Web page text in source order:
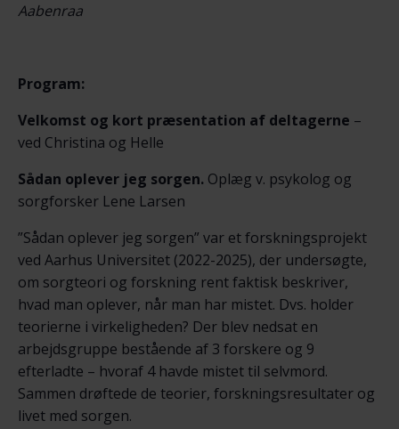
Aabenraa
Program:
Velkomst og kort præsentation af deltagerne –
ved Christina og Helle
Sådan oplever jeg sorgen. Oplæg v. psykolog og
sorgforsker Lene Larsen
”Sådan oplever jeg sorgen” var et forskningsprojekt
ved Aarhus Universitet (2022-2025), der undersøgte,
om sorgteori og forskning rent faktisk beskriver,
hvad man oplever, når man har mistet. Dvs. holder
teorierne i virkeligheden? Der blev nedsat en
arbejdsgruppe bestående af 3 forskere og 9
efterladte – hvoraf 4 havde mistet til selvmord.
Sammen drøftede de teorier, forskningsresultater og
livet med sorgen.